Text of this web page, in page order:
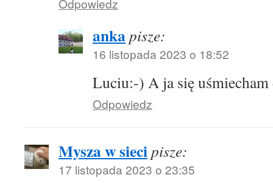
Odpowiedz
ankapisze:
16 listopada 2023 o 18:52
Luciu:-) A ja się
Odpowiedz
Mysza w siecipisze:
17 listopada 2023 o 23:35